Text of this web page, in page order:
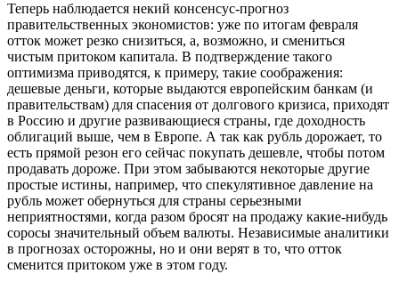
Теперь наблюдается некий консенсус-прогноз
правительственных экономистов: уже по итогам февраля
отток может резко снизиться, а, возможно, и смениться
чистым притоком капитала. В подтверждение такого
оптимизма приводятся, к примеру, такие соображения:
дешевые деньги, которые выдаются европейским банкам (и
правительствам) для спасения от долгового кризиса, приходят
в Россию и другие развивающиеся страны, где доходность
облигаций выше, чем в Европе. А так как рубль дорожает, то
есть прямой резон его сейчас покупать дешевле, чтобы потом
продавать дороже. При этом забываются некоторые другие
простые истины, например, что спекулятивное давление на
рубль может обернуться для страны серьезными
неприятностями, когда разом бросят на продажу какие-нибудь
соросы значительный объем валюты. Независимые аналитики
в прогнозах осторожны, но и они верят в то, что отток
сменится притоком уже в этом году.